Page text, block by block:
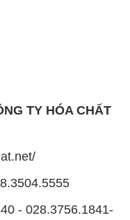
TY HÓA CHẤT
- 028.3756.1841-